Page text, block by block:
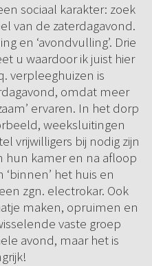
sociaal karakter: zoek
van de zaterdagavond.
en ‘avondvulling’. Drie
u waardoor ik juist hier
verpleeghuizen is
omdat meer
ervaren. In het dorp
weeksluitingen
vrijwilligers bij nodig zijn
hun kamer en na afloop
het huis en
zgn. electrokar. Ook
maken, opruimen en
vaste groep
avond, maar het is